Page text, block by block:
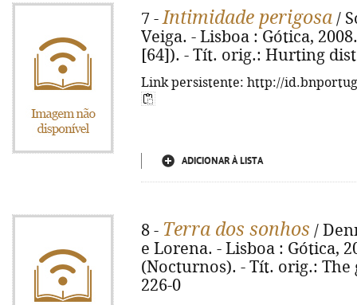
7 -Intimidade perigosa /
Veiga. - Lisboa : Gótica,
[64]). - Tít. orig.: Hurting
Link persistente: http://
ADICIONAR À LISTA
8 - Terra dos sonhos /
e Lorena. - Lisboa : Gótica,
(Nocturnos). - Tít. orig.: The
226-0